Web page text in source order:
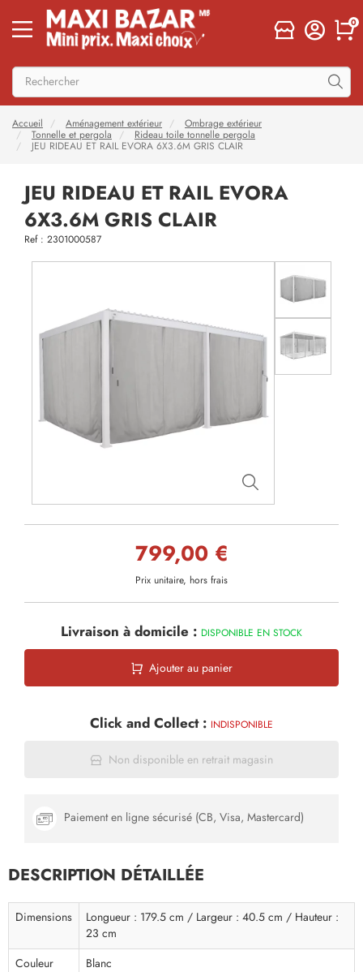
0
Accueil Aménagement extérieur
Ombrage extérieur
Tonnelle et pergola
Rideau toile tonnelle pergola
JEU RIDEAU ET RAIL EVORA 6X3.6M GRIS CLAIR
JEU RIDEAU ET RAIL EVORA
6X3.6M GRIS CLAIR
Ref : 2301000587
799,00 €
Prix unitaire, hors frais
Livraison à domicile : DISPONIBLE EN STOCK
Ajouter au panier
Click and Collect : INDISPONIBLE
Non disponible en retrait magasin
Paiement en ligne sécurisé (CB, Visa, Mastercard)
DESCRIPTION DÉTAILLÉE
Dimensions
Longueur : 179.5 cm / Largeur : 40.5 cm / Hauteur :
23 cm
Couleur
Blanc